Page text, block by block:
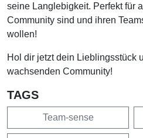
seine Langlebigkeit. Perfekt für
Community sind und ihren
wollen!
Hol dir jetzt dein Lieblingsstück
wachsenden Community!
TAGS
Team-sense